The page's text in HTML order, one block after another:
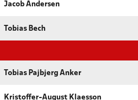
Jacob Andersen
Tobias Bech
Tobias Pajbjerg Anker
Kristoffer-August Klaesson